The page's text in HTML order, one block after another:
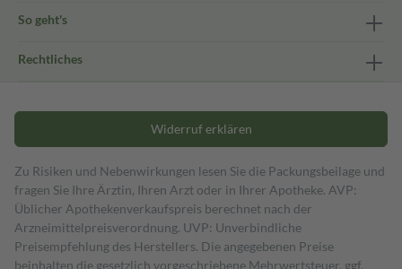
So geht's
Rechtliches
Widerruf erklären
Zu Risiken und Nebenwirkungen lesen Sie die Packungsbeilage und
fragen Sie Ihre Ärztin, Ihren Arzt oder in Ihrer Apotheke. AVP:
Üblicher Apothekenverkaufspreis berechnet nach der
Arzneimittelpreisverordnung. UVP: Unverbindliche
Preisempfehlung des Herstellers. Die angegebenen Preise
beinhalten die gesetzlich vorgeschriebene Mehrwertsteuer, ggf.